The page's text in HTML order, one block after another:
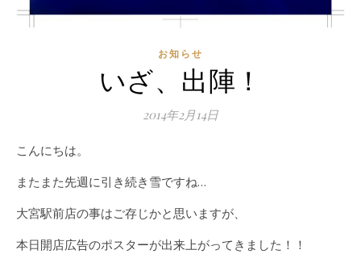
お知らせ
いざ、出陣！
2014年2月14日
こんにちは。
またまた先週に引き続き雪ですね…
大宮駅前店の事はご存じかと思いますが、
本日開店広告のポスターが出来上がってきました！！